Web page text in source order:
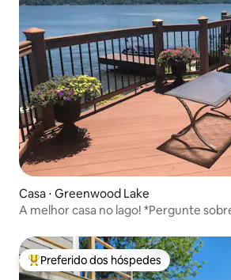
Casa ⋅ Greenwood Lake
A melhor casa no lago! *Pergunte
Entre os melhores preferidos dos
Preferido dos hóspedes